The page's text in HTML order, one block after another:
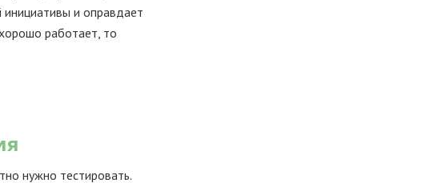
инициативы и оправдает
работает, то
нужно тестировать.